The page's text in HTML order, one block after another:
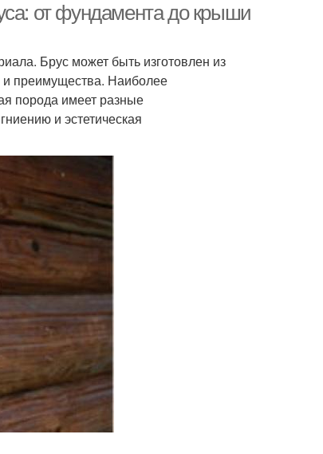
от фундамента до крыши
Брус может быть изготовлен из
и преимущества. Наиболее
порода имеет разные
и эстетическая